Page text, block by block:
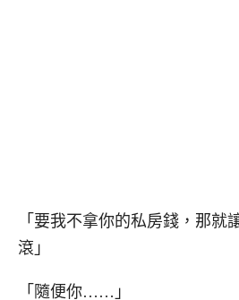
「要我不拿你的私房錢，那就
滾」
「隨便你……」